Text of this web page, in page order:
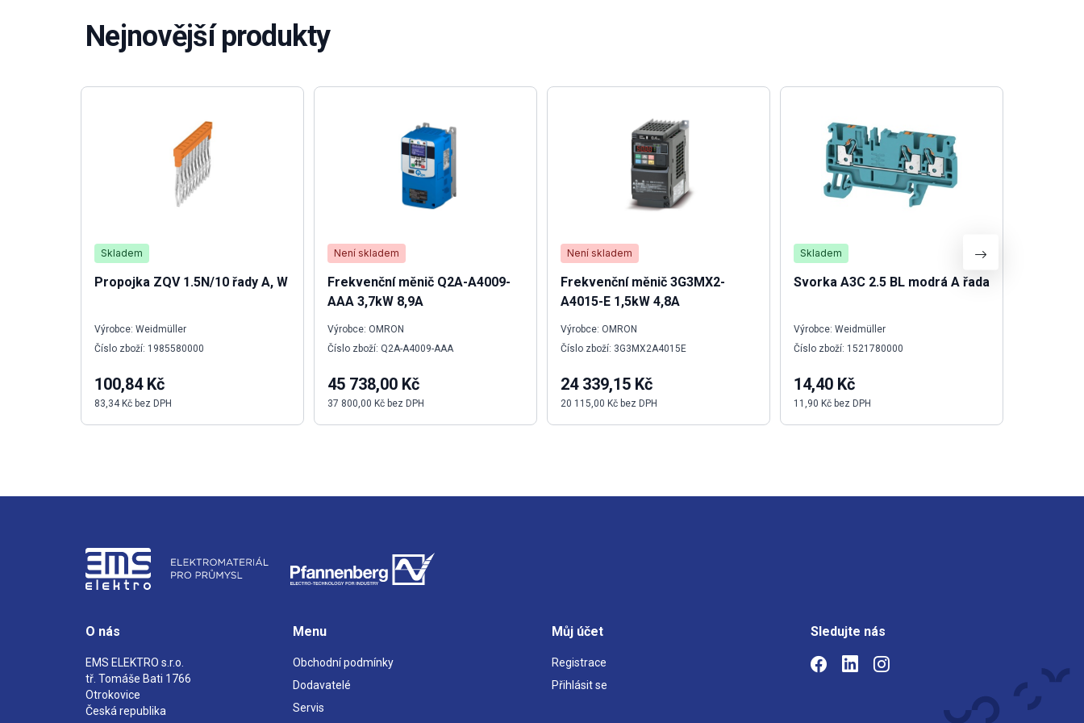
Nejnovější produkty
Skladem
Propojka ZQV 1.5N/10 řady A, W
Výrobce: Weidmüller
Číslo zboží: 1985580000
100,84 Kč
83,34 Kč bez DPH
Není skladem
Frekvenční měnič Q2A-A4009-
AAA 3,7kW 8,9A
Výrobce: OMRON
Číslo zboží: Q2A-A4009-AAA
45 738,00 Kč
37 800,00 Kč bez DPH
Není skladem
Frekvenční měnič 3G3MX2-
A4015-E 1,5kW 4,8A
Výrobce: OMRON
Číslo zboží: 3G3MX2A4015E
24 339,15 Kč
20 115,00 Kč bez DPH
Skladem
Svorka A3C 2.5 BL modrá A řada
Výrobce: Weidmüller
Číslo zboží: 1521780000
14,40 Kč
11,90 Kč bez DPH
O nás
EMS ELEKTRO s.r.o.
tř. Tomáše Bati 1766
Otrokovice
Česká republika
Menu
Obchodní podmínky
Dodavatelé
Servis
Můj účet
Registrace
Přihlásit se
Sledujte nás